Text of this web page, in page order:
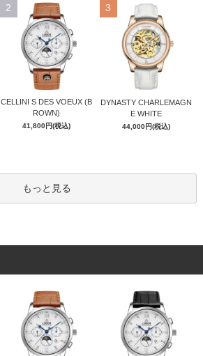
2
CELLINI S DES VOEUX (B
ROWN)
41,800円(税込)
3
DYNASTY CHARLEMAGN
E WHITE
44,000円(税込)
もっと見る